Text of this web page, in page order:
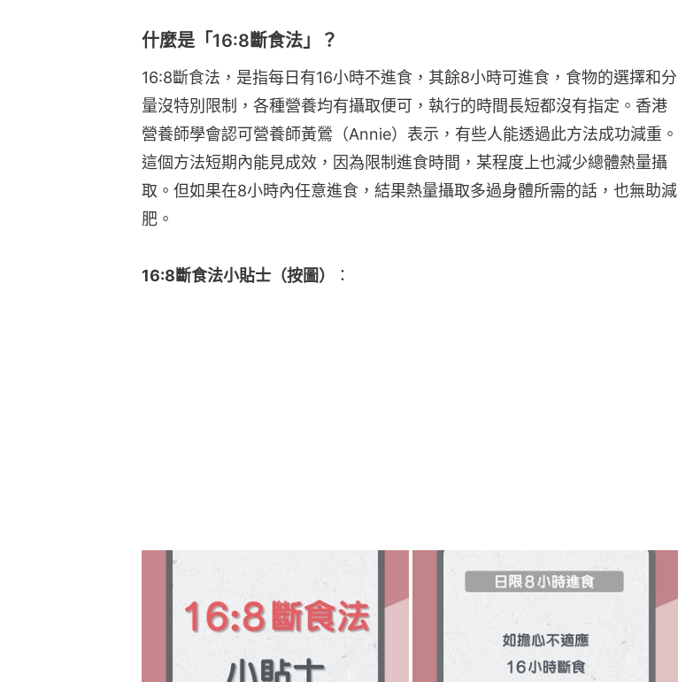
什麼是「16:8斷食法」？
16:8斷食法，是指每日有16小時不進食，其餘8小時可進食，食物的選擇和分
量沒特別限制，各種營養均有攝取便可，執行的時間長短都沒有指定。香港
營養師學會認可營養師黃鶯（Annie）表示，有些人能透過此方法成功減重。
這個方法短期內能見成效，因為限制進食時間，某程度上也減少總體熱量攝
取。但如果在8小時內任意進食，結果熱量攝取多過身體所需的話，也無助減
肥。
16:8斷食法小貼士（按圖） ：